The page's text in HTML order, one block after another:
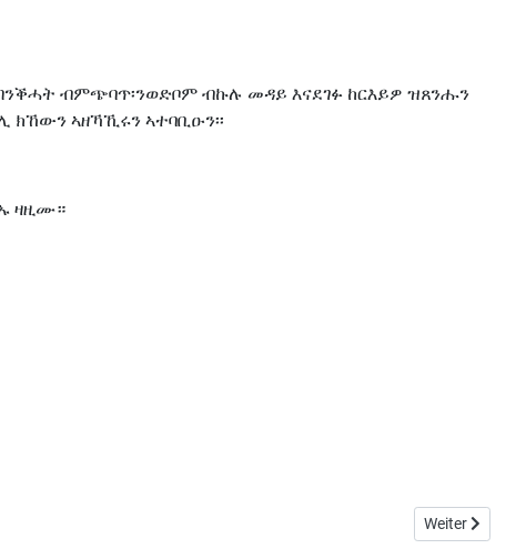
ብምጭባጥ፡ንወድቦም ብኩሉ መዳይ እናደገፉ ከርእይዎ ዝጸንሑን
ክኸውን ኣዘኻኺሩን ኣተባቢዑን፡፡
ዛዚሙ።
Nächster
Weiter